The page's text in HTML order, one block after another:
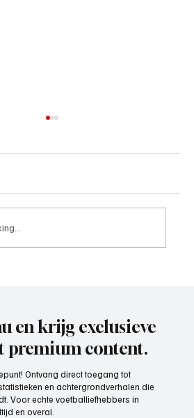
en krijg exclusieve
premium content.
Ontvang direct toegang tot
en achtergrondverhalen die
Voor echte voetballiefhebbers in
en overal.